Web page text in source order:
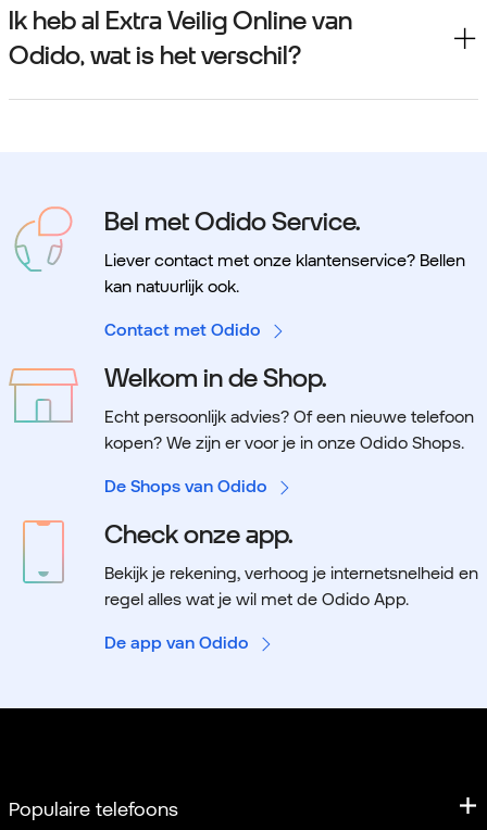
Ik heb al Extra Veilig Online van
Odido, wat is het verschil?
Bel met Odido Service.
Liever contact met onze klantenservice? Bellen
kan natuurlijk ook.
Contact met Odido
Welkom in de Shop.
Echt persoonlijk advies? Of een nieuwe telefoon
kopen? We zijn er voor je in onze Odido Shops.
De Shops van Odido
Check onze app.
Bekijk je rekening, verhoog je internetsnelheid en
regel alles wat je wil met de Odido App.
De app van Odido
Populaire telefoons